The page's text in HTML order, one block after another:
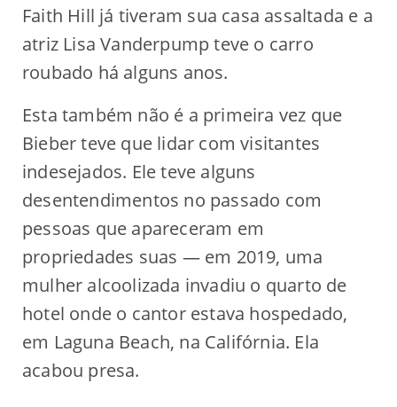
Faith Hill já tiveram sua casa assaltada e a
atriz Lisa Vanderpump teve o carro
roubado há alguns anos.
Esta também não é a primeira vez que
Bieber teve que lidar com visitantes
indesejados. Ele teve alguns
desentendimentos no passado com
pessoas que apareceram em
propriedades suas — em 2019, uma
mulher alcoolizada invadiu o quarto de
hotel onde o cantor estava hospedado,
em Laguna Beach, na Califórnia. Ela
acabou presa.